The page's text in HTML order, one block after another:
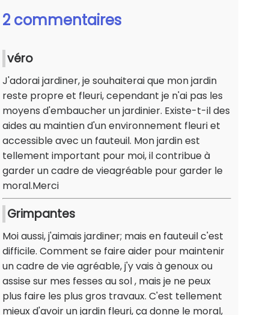
2 commentaires
véro
J'adorai jardiner, je souhaiterai que mon jardin
reste propre et fleuri, cependant je n'ai pas les
moyens d'embaucher un jardinier. Existe-t-il des
aides au maintien d'un environnement fleuri et
accessible avec un fauteuil. Mon jardin est
tellement important pour moi, il contribue à
garder un cadre de vieagréable pour garder le
moral.Merci
Grimpantes
Moi aussi, j'aimais jardiner; mais en fauteuil c'est
difficile. Comment se faire aider pour maintenir
un cadre de vie agréable, j'y vais à genoux ou
assise sur mes fesses au sol , mais je ne peux
plus faire les plus gros travaux. C'est tellement
mieux d'avoir un jardin fleuri, ça donne le moral,